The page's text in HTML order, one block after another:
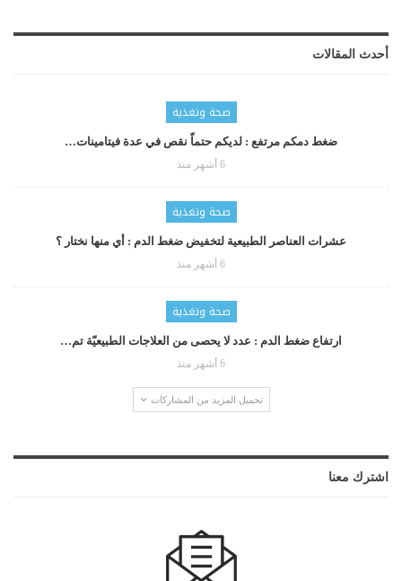
أحدث المقالات
صحة وتغذية
ضغط دمكم مرتفع : لديكم حتماّ نقص في عدة فيتامينات…
6 أشهر منذ
صحة وتغذية
عشرات العناصر الطبيعية لتخفيض ضغط الدم : أي منها نختار ؟
6 أشهر منذ
صحة وتغذية
ارتفاع ضغط الدم : عدد لا يحصى من العلاجات الطبيعيّة تم…
6 أشهر منذ
تحميل المزيد من المشاركات
اشترك معنا